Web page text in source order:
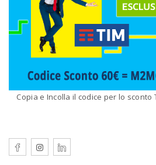
Copia e Incolla il codice per lo sconto